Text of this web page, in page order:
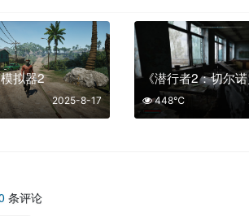
拟器2
2025-8-17 448℃
条评论